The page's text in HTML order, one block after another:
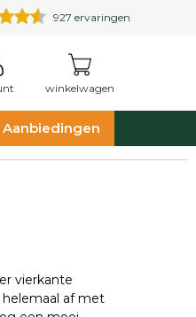
927 ervaringen
winkelwagen
Aanbiedingen
vierkante
af met